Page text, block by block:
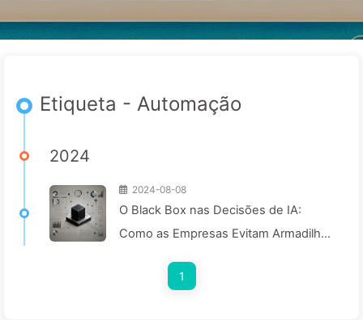
Etiqueta - Automação
2024
2024-08-08
O Black Box nas Decisões de IA:
Como as Empresas Evitam Armadilhas
Processos Decisórios—Aprendendo
1